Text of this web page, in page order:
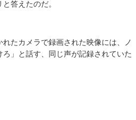
答えたのだ。
たカメラで録画された映像には、ノ
」と話す、同じ声が記録されていた